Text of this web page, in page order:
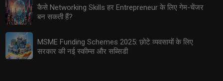
कैसे Networking Skills हर Entrepreneur के लिए गेम-चेंजर
बन सकती हैं?
MSME Funding Schemes 2025: छोटे व्यवसायों के लिए
सरकार की नई स्कीम्स और सब्सिडी